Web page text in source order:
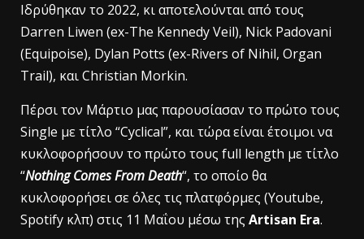
Iδρύθηκαν το 2022, κι αποτελούνται από τους
Darren Liwen (ex-The Kennedy Veil), Nick Padovani
(Equipoise), Dylan Potts (ex-Rivers of Nihil, Organ
Trail), και Christian Morkin.
Πέρσι τον Μάρτιο μας παρουσίασαν το πρώτο τους
Single με τίτλο “Cyclical”, και τώρα είναι έτοιμοι να
κυκλοφορήσουν το πρώτο τους full length με τίτλο
“Nothing Comes From Death“, το οποίο θα
κυκλοφορήσει σε όλες τις πλατφόρμες (Youtube,
Spotify κλπ) στις 11 Μαΐου μέσω της Artisan Era.